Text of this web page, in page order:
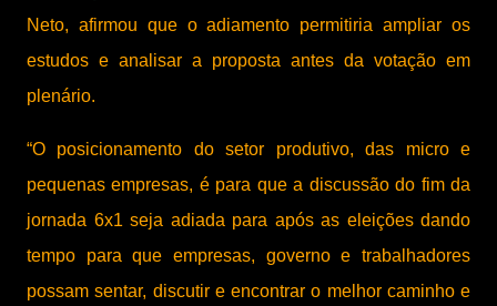
Neto, afirmou que o adiamento permitiria ampliar os
estudos e analisar a proposta antes da votação em
plenário.
“O posicionamento do setor produtivo, das micro e
pequenas empresas, é para que a discussão do fim da
jornada 6x1 seja adiada para após as eleições dando
tempo para que empresas, governo e trabalhadores
possam sentar, discutir e encontrar o melhor caminho e